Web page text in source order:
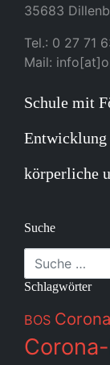
35683
Tel.: 0 27 71
Mail:
Schule mit
körperliche
Suche
Suche
Schlagwörter
BOS Corona